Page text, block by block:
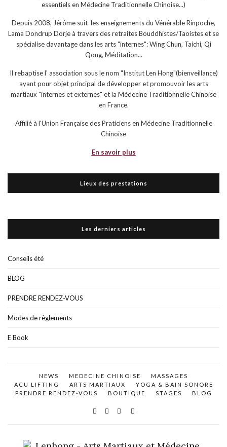
essentiels en Médecine Traditionnelle Chinoise...)
Depuis 2008, Jérôme suit les enseignements du Vénérable Rinpoche,
Lama Dondrup Dorje à travers des retraites Bouddhistes/Taoistes et se
spécialise davantage dans les arts "internes": Wing Chun, Taichi, Qi
Qong, Méditation...
Il rebaptise l' association sous le nom "Institut Len Hong"(bienveillance)
ayant pour objet principal de développer et promouvoir les arts
martiaux "internes et externes" et la Médecine Traditionnelle Chinoise
en France.
Affilié à l'Union Française des Praticiens en Médecine Traditionnelle
Chinoise
En savoir plus
Lieux des prestations
Les derniers articles
Conseils été
BLOG
PRENDRE RENDEZ-VOUS
Modes de règlements
E Book
NEWS MEDECINE CHINOISE
MASSAGES
ACU LIFTING
ARTS MARTIAUX
YOGA & BAIN SONORE
PRENDRE RENDEZ-VOUS
BOUTIQUE STAGES BLOG